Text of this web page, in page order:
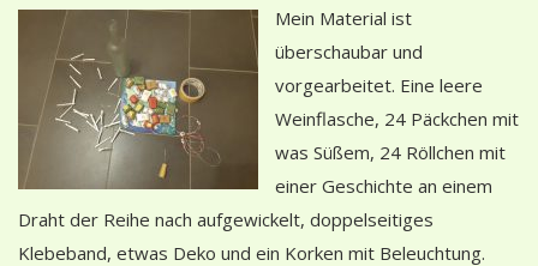
Mein Material ist
überschaubar und
vorgearbeitet. Eine leere
Weinflasche, 24 Päckchen mit
was Süßem, 24 Röllchen mit
einer Geschichte an einem
Draht der Reihe nach aufgewickelt, doppelseitiges
Klebeband, etwas Deko und ein Korken mit Beleuchtung.